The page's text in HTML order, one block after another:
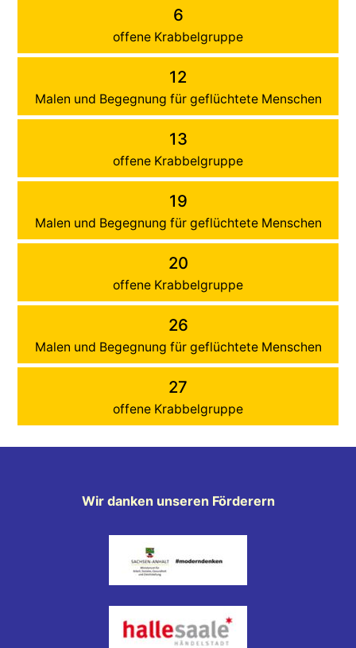
6
offene Krabbelgruppe
12
Malen und Begegnung für geflüchtete Menschen
13
offene Krabbelgruppe
19
Malen und Begegnung für geflüchtete Menschen
20
offene Krabbelgruppe
26
Malen und Begegnung für geflüchtete Menschen
27
offene Krabbelgruppe
Wir danken unseren Förderern